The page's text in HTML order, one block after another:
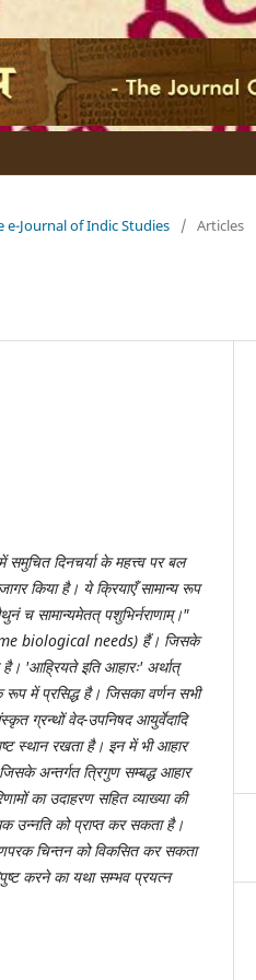
e-Journal of Indic Studies / Articles
दिनचर्या के महत्त्व पर बल
किया है। ये क्रियाएँ सामान्य रूप
च सामान्यमेतत् पशुभिर्नराणाम्।"
biological needs) हैं। जिसके
है। 'आह्रियते इति आहारः' अर्थात्
में प्रसिद्ध है। जिसका वर्णन सभी
ग्रन्थों वेद-उपनिषद आयुर्वेदादि
स्थान रखता है। इन में भी आहार
अन्तर्गत त्रिगुण सम्बद्ध आहार
का उदाहरण सहित व्याख्या की
उन्नति को प्राप्त कर सकता है।
चिन्तन को विकसित कर सकता
करने का यथा सम्भव प्रयत्न